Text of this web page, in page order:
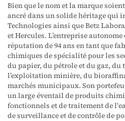
Bien que le nom et la marque
ancré dans un solide héritage qui
Technologies ainsi que Betz
et Hercules. L’entreprise
réputation de 94 ans en tant que
chimiques de spécialité pour les
du papier, du pétrole et du gaz,
l’exploitation minière, du
marchés municipaux. Son
un large éventail de produits
fonctionnels et de traitement de
de surveillance et de contrôle de